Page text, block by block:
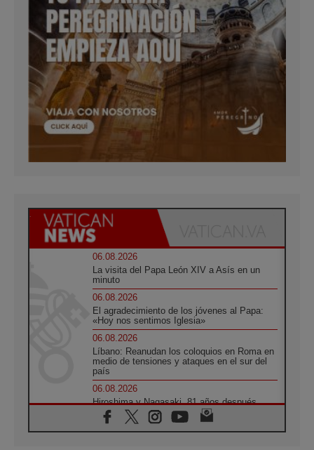
06.08.2026
La visita del Papa León XIV a Asís en un
minuto
06.08.2026
El agradecimiento de los jóvenes al Papa:
«Hoy nos sentimos Iglesia»
06.08.2026
Líbano: Reanudan los coloquios en Roma en
medio de tensiones y ataques en el sur del
país
06.08.2026
Hiroshima y Nagasaki, 81 años después.
Comienzan "Diez Días Oración por la Paz"
06.08.2026